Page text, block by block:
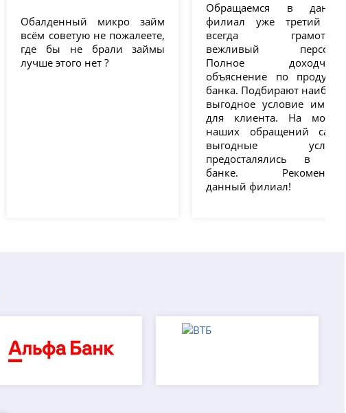
Обалденный микро займ
всём советую не пожалеете,
где бы не брали займы
лучше этого нет ?
Обращаемся в
филиал уже третий
всегда
вежливый
Полное
объяснение по
банка. Подбирают
выгодное условие
для клиента. На
наших обращений
выгодные
предосталялись в
банке.
данный филиал!